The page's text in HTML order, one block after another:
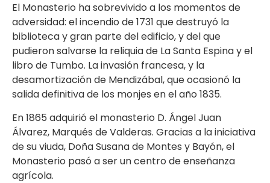
El Monasterio ha sobrevivido a los momentos de
adversidad: el incendio de 1731 que destruyó la
biblioteca y gran parte del edificio, y del que
pudieron salvarse la reliquia de La Santa Espina y el
libro de Tumbo. La invasión francesa, y la
desamortización de Mendizábal, que ocasionó la
salida definitiva de los monjes en el año 1835.
En 1865 adquirió el monasterio D. Ángel Juan
Álvarez, Marqués de Valderas. Gracias a la iniciativa
de su viuda, Doña Susana de Montes y Bayón, el
Monasterio pasó a ser un centro de enseñanza
agrícola.